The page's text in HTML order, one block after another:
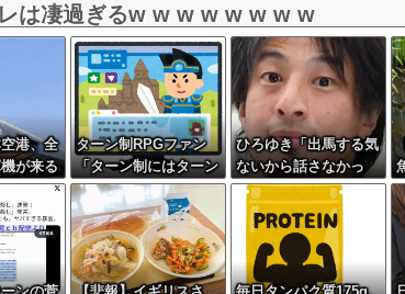
レは凄過ぎるw w w w w w w w
港、全
が来る
た
ターン制RPGファン
「ターン制にはターン
制の良さがあると思い
ます」
ひろゆき「出馬する気
ないから話さなかっ
た」妻「それでも不誠
実だろ」→離婚協議へ
ｗｗｗｗｗ